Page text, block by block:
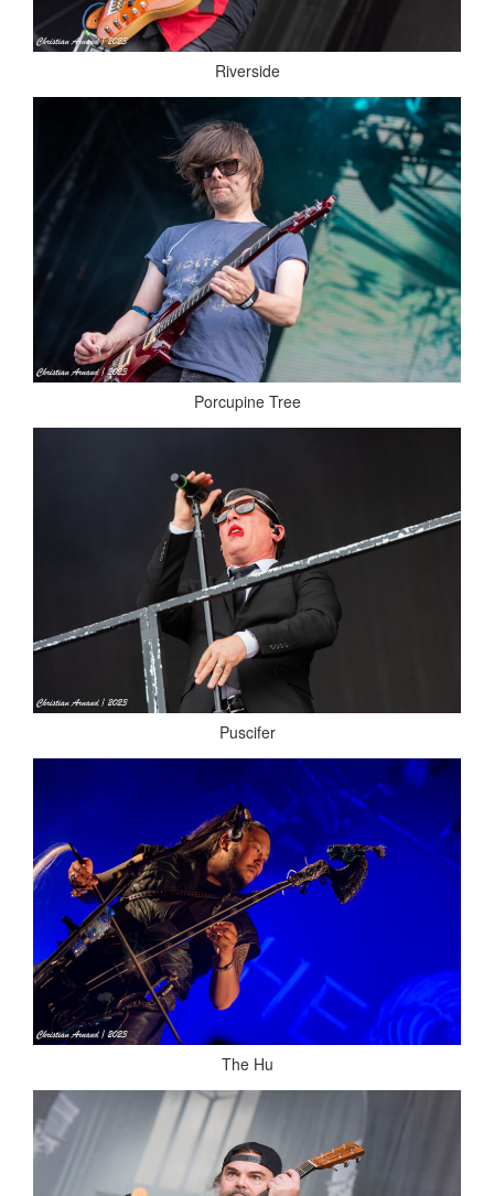
Riverside
Porcupine Tree
Puscifer
The Hu